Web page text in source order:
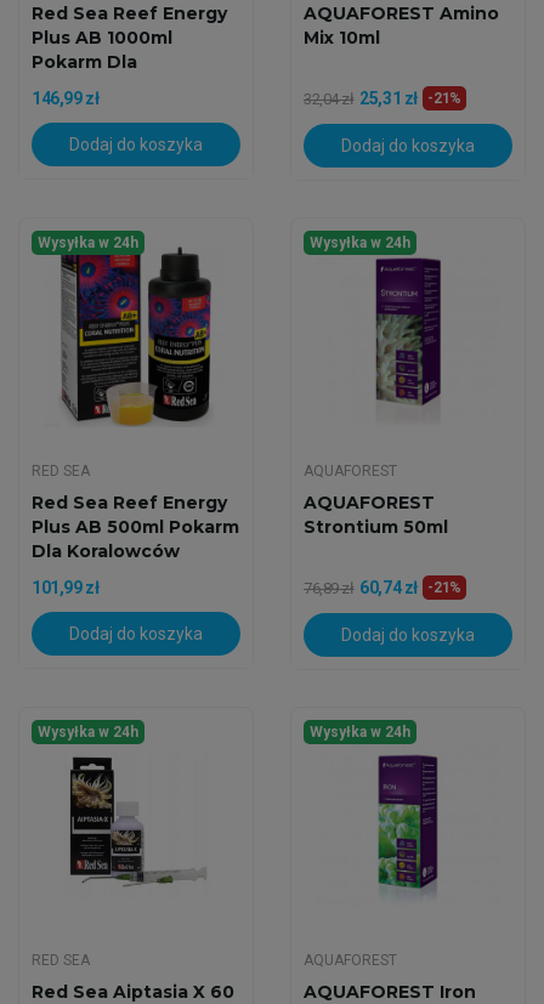
Red Sea Reef Energy
Plus AB 1000ml
Pokarm Dla
Koralowców
146,99 zł
Dodaj do koszyka
AQUAFOREST Amino
Mix 10ml
32,04 zł 25,31 zł -21%
Dodaj do koszyka
Wysyłka w 24h
RED SEA
Red Sea Reef Energy
Plus AB 500ml Pokarm
Dla Koralowców
101,99 zł
Dodaj do koszyka
Wysyłka w 24h
AQUAFOREST
AQUAFOREST
Strontium 50ml
76,89 zł 60,74 zł -21%
Dodaj do koszyka
Wysyłka w 24h
RED SEA
Red Sea Aiptasia X 60
Wysyłka w 24h
AQUAFOREST
AQUAFOREST Iron